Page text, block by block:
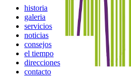
historia
galeria
servicios
noticias
consejos
el tiempo
direcciones
contacto